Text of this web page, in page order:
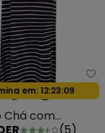
Chá com
relâmpago
em: 12:23:07
Chá com